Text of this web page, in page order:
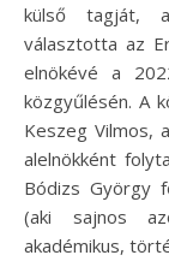
külső tagját,
választotta az
elnökévé a
közgyűlésén. A
Keszeg Vilmos,
alelnökként
Bódizs György
(aki sajnos
akadémikus,